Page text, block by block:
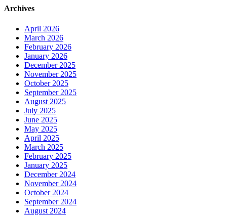
Archives
April 2026
March 2026
February 2026
January 2026
December 2025
November 2025
October 2025
September 2025
August 2025
July 2025
June 2025
May 2025
April 2025
March 2025
February 2025
January 2025
December 2024
November 2024
October 2024
September 2024
August 2024